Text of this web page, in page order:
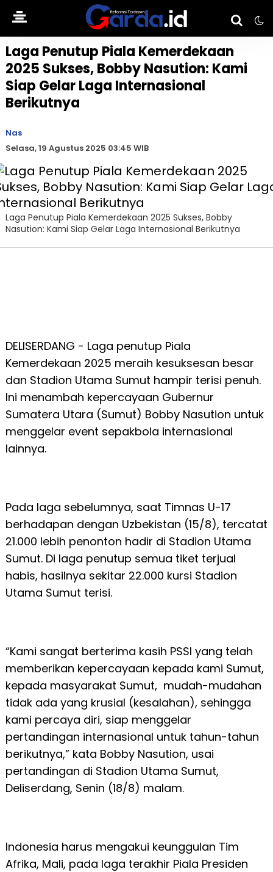
Laga Penutup Piala Kemerdekaan
2025 Sukses, Bobby Nasution: Kami
Siap Gelar Laga Internasional
Berikutnya
Nas
Selasa, 19 Agustus 2025 03:45 WIB
Laga Penutup Piala Kemerdekaan 2025 Sukses, Bobby
Nasution: Kami Siap Gelar Laga Internasional Berikutnya
DELISERDANG - Laga penutup Piala
Kemerdekaan 2025 meraih kesuksesan besar
dan Stadion Utama Sumut hampir terisi penuh.
Ini menambah kepercayaan Gubernur
Sumatera Utara (Sumut) Bobby Nasution untuk
menggelar event sepakbola internasional
lainnya.
Pada laga sebelumnya, saat Timnas U-17
berhadapan dengan Uzbekistan (15/8), tercatat
21.000 lebih penonton hadir di Stadion Utama
Sumut. Di laga penutup semua tiket terjual
habis, hasilnya sekitar 22.000 kursi Stadion
Utama Sumut terisi.
“Kami sangat berterima kasih PSSI yang telah
memberikan kepercayaan kepada kami Sumut,
kepada masyarakat Sumut, mudah-mudahan
tidak ada yang krusial (kesalahan), sehingga
kami percaya diri, siap menggelar
pertandingan internasional untuk tahun-tahun
berikutnya,” kata Bobby Nasution, usai
pertandingan di Stadion Utama Sumut,
Deliserdang, Senin (18/8) malam.
Indonesia harus mengakui keunggulan Tim
Afrika, Mali, pada laga terakhir Piala Presiden